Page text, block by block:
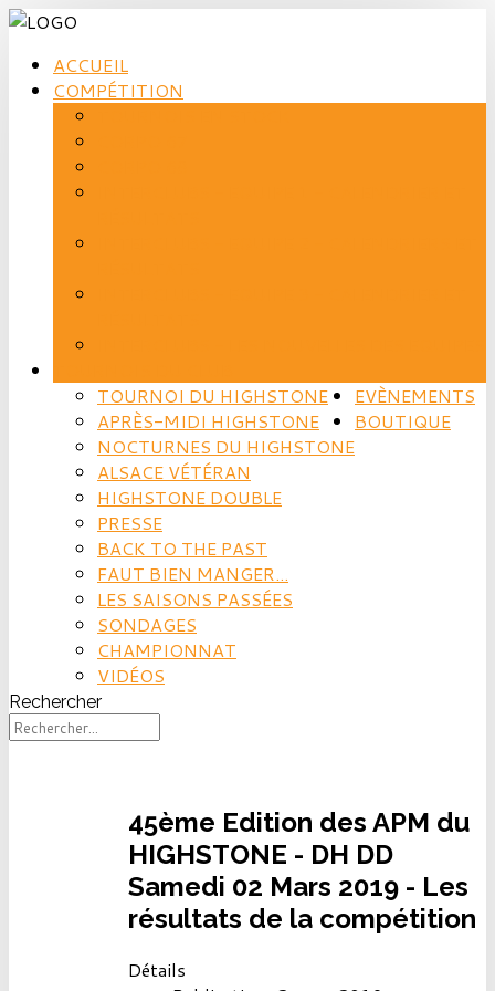
ACCUEIL
COMPÉTITION
TOURNOI DU HIGHSTONE
APRÈS-MIDI HIGHSTONE
NOCTURNES DU HIGHSTONE
ALSACE VÉTÉRAN
HIGHSTONE DOUBLE
EVÈNEMENTS
PRESSE
BACK TO THE PAST
FAUT BIEN MANGER...
LES SAISONS PASSÉES
SONDAGES
CHAMPIONNAT
VIDÉOS
BOUTIQUE
Rechercher
45ème Edition des APM du
HIGHSTONE - DH DD
Samedi 02 Mars 2019 - Les
résultats de la compétition
Détails